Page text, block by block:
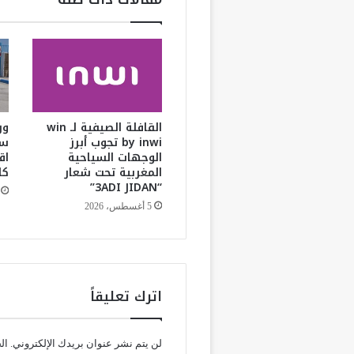
ي
و
ن
ن
ا
ل
ا
ب
ت
ا
ن
ظ
ر
القافلة الصيفية لـ win
by inwi تجوب أبرز
الوجهات السياحية
المغربية تحت شعار
“3ADI JIDAN”
5 أغسطس، 2026
اترك تعليقاً
لن يتم نشر عنوان بريدك الإلكتروني.